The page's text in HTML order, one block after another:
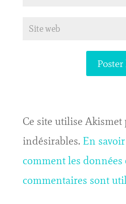
Ce site utilise
indésirables. En
comment les données
commentaires sont